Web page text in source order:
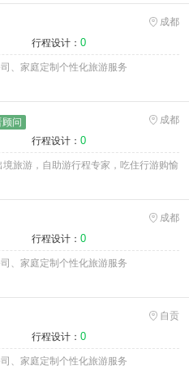
成都
行程设计： 0
、家庭定制个性化旅游服务
顾问
成都
行程设计： 0
旅游，自助游行程专家，吃住行游购愉
成都
行程设计： 0
、家庭定制个性化旅游服务
自贡
行程设计： 0
、家庭定制个性化旅游服务